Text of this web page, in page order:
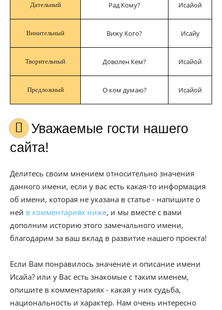
Дательный Рад Кому? Исайой
Винительный Вижу Кого? Исайу
Творительный Доволен Кем? Исайой
Предложный О ком думаю? Исайой
Уважаемые гости нашего
сайта!
Делитесь своим мнением относительно значения
данного имени, если у вас есть какая-то информация
об имени, которая не указана в статье - напишите о
ней в комментариях ниже, и мы вместе с вами
дополним историю этого замечального имени,
благодарим за ваш вклад в развитие нашего проекта!
Если Вам понравилось значение и описание имени
Исайа? или у Вас есть знакомые с таким именем,
опишите в комментариях - какая у них судьба,
национальность и характер. Нам очень интересно